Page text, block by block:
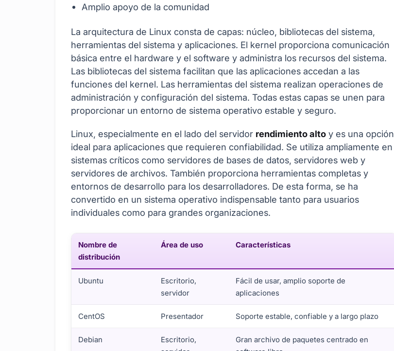
Amplio apoyo de la comunidad
La arquitectura de Linux consta de capas: núcleo, bibliotecas del sistema,
herramientas del sistema y aplicaciones. El kernel proporciona comunicación
básica entre el hardware y el software y administra los recursos del sistema.
Las bibliotecas del sistema facilitan que las aplicaciones accedan a las
funciones del kernel. Las herramientas del sistema realizan operaciones de
administración y configuración del sistema. Todas estas capas se unen para
proporcionar un entorno de sistema operativo estable y seguro.
Linux, especialmente en el lado del servidor rendimiento alto y es una opción
ideal para aplicaciones que requieren confiabilidad. Se utiliza ampliamente en
sistemas críticos como servidores de bases de datos, servidores web y
servidores de archivos. También proporciona herramientas completas y
entornos de desarrollo para los desarrolladores. De esta forma, se ha
convertido en un sistema operativo indispensable tanto para usuarios
individuales como para grandes organizaciones.
Nombre de
distribución
Área de uso Características
Ubuntu
Escritorio,
servidor
Fácil de usar, amplio soporte de
aplicaciones
CentOS Presentador Soporte estable, confiable y a largo plazo
Debian
Escritorio,
Gran archivo de paquetes centrado en